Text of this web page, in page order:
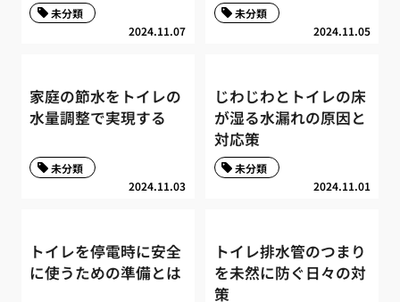
2024.11.07
未分類
2024.11.05
未分類
家庭の節水をトイレの
水量調整で実現する
2024.11.03
未分類
じわじわとトイレの床
が湿る水漏れの原因と
対応策
2024.11.01
未分類
トイレを停電時に安全
に使うための準備とは
トイレ排水管のつまり
を未然に防ぐ日々の対
策